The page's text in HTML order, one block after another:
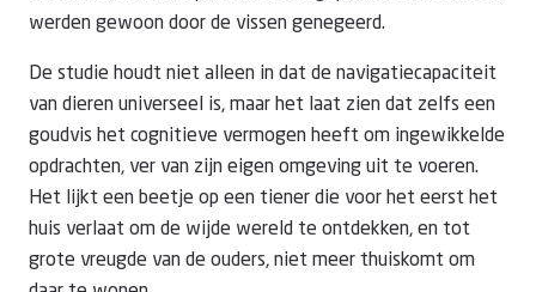
werden gewoon door de vissen genegeerd.
De studie houdt niet alleen in dat de navigatiecapaciteit
van dieren universeel is, maar het laat zien dat zelfs een
goudvis het cognitieve vermogen heeft om ingewikkelde
opdrachten, ver van zijn eigen omgeving uit te voeren.
Het lijkt een beetje op een tiener die voor het eerst het
huis verlaat om de wijde wereld te ontdekken, en tot
grote vreugde van de ouders, niet meer thuiskomt om